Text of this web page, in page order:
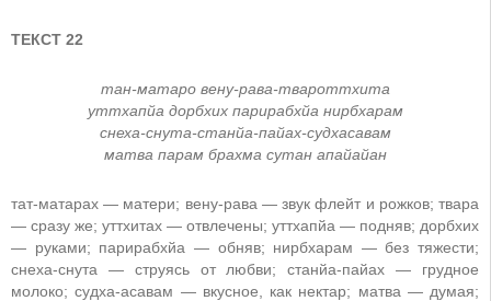
ТЕКСТ 22
тан-матаро вену-рава-твароттхита
уттхапйа дорбхих парирабхйа нирбхарам
снеха-снута-станйа-пайах-судхасавам
матва парам брахма сутан апайайан
тат-матарах — матери; вену-рава — звук флейт и рожков; твара
— сразу же; уттхитах — отвлечены; уттхапйа — подняв; дорбхих
— руками; парирабхйа — обняв; нирбхарам — без тяжести;
снеха-снута — струясь от любви; станйа-пайах — грудное
молоко; судха-асавам — вкусное, как нектар; матва — думая;